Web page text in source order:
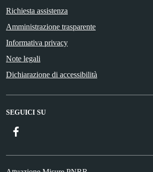
Richiesta assistenza
Amministrazione trasparente
Informativa privacy
Note legali
Dichiarazione di accessibilità
SEGUICI SU